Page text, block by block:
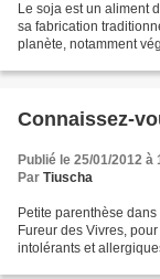
Le soja est un aliment
sa fabrication
planète, notamment
Connaissez-
Publié le 25/01/2012 à
Par Tiuscha
Petite parenthèse
Fureur des Vivres,
intolérants et